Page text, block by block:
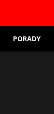
PORADY